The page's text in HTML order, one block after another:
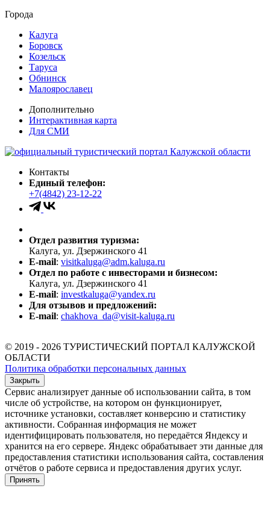
Города
Калуга
Боровск
Козельск
Таруса
Обнинск
Малоярославец
Дополнительно
Интерактивная карта
Для СМИ
Контакты
Единый телефон:
+7(4842) 23-12-22
Отдел развития туризма:
Калуга, ул. Дзержинского 41
E-mail: visitkaluga@adm.kaluga.ru
Отдел по работе с инвесторами и бизнесом:
Калуга, ул. Дзержинского 41
E-mail: investkaluga@yandex.ru
Для отзывов и предложений:
E-mail: chakhova_da@visit-kaluga.ru
© 2019 - 2026 ТУРИСТИЧЕСКИЙ ПОРТАЛ КАЛУЖСКОЙ
ОБЛАСТИ
Политика обработки персональных данных
Закрыть
Сервис анализирует данные об использовании сайта, в том
числе об устройстве, на котором он функционирует,
источнике установки, составляет конверсию и статистику
активности. Собранная информация не может
идентифицировать пользователя, но передаётся Яндексу и
хранится на его сервере. Яндекс обрабатывает эти данные для
предоставления статистики использования сайта, составления
отчётов о работе сервиса и предоставления других услуг.
Принять